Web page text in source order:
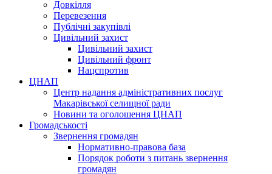
Довкілля
Перевезення
Публічні закупівлі
Цивільний захист
Цивільний захист
Цивільний фронт
Нацспротив
ЦНАП
Центр надання адміністративних послуг
Макарівської селищної ради
Новини та оголошення ЦНАП
Громадськості
Звернення громадян
Нормативно-правова база
Порядок роботи з питань звернення
громадян